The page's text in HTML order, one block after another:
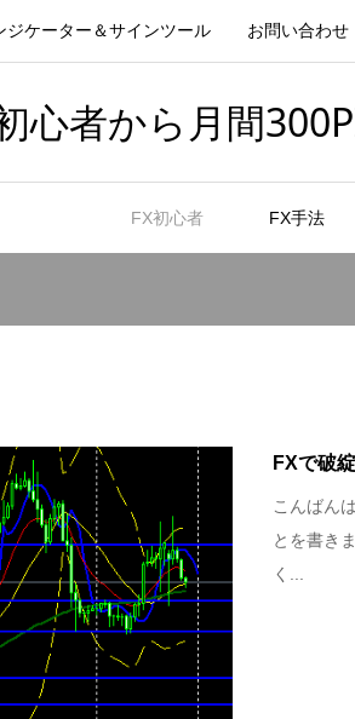
ジケーター＆サインツール お問い合わせ
心者から月間
FX初心者 FX手法
FXで破
こんばん
とを書き
く...